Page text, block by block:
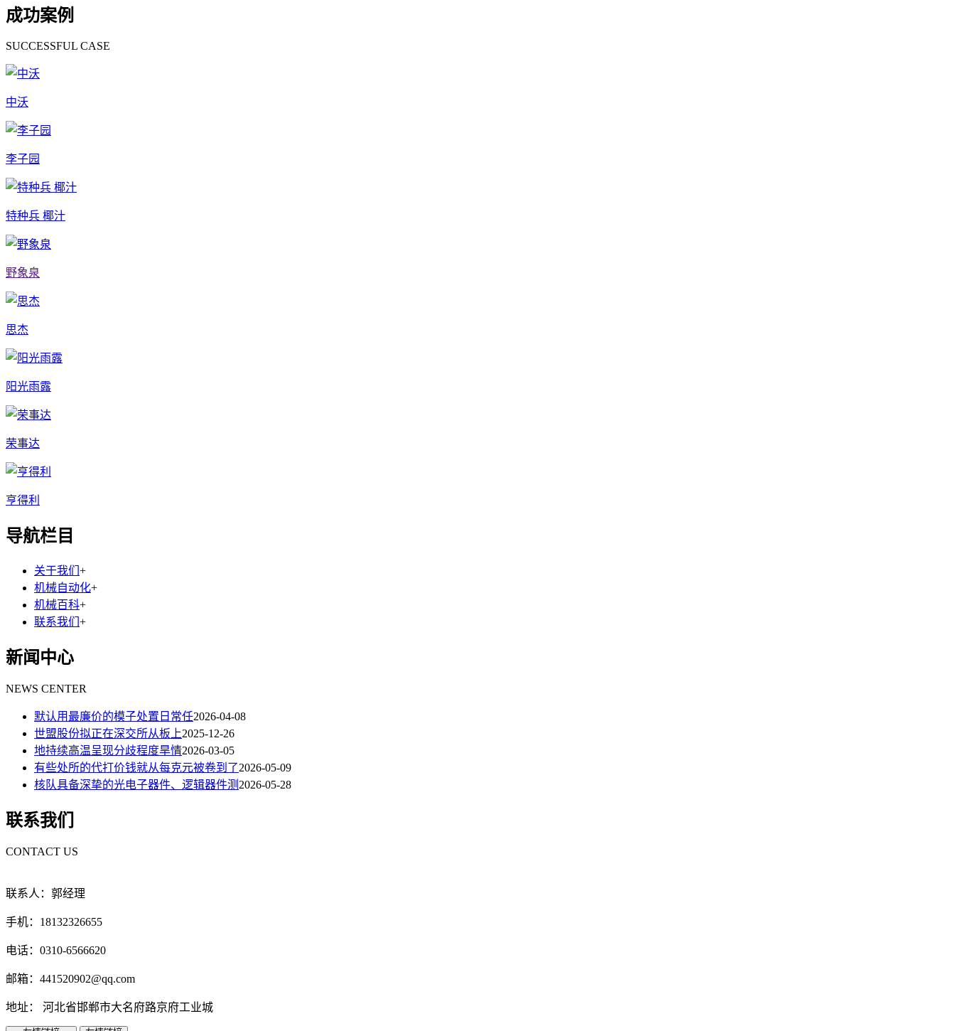
成功案例
SUCCESSFUL CASE
中沃
李子园
特种兵 椰汁
野象泉
思杰
阳光雨露
荣事达
亨得利
导航栏目
关于我们 +
机械自动化+
机械百科+
联系我们 +
新闻中心
NEWS CENTER
默认用最廉价的模子处置日常任2026-04-08
世盟股份拟正在深交所从板上2025-12-26
地持续高温呈现分歧程度旱情2026-03-05
有些处所的代打价钱就从每克元被卷到了2026-05-09
核队具备深挚的光电子器件、逻辑器件测 2026-05-28
联系我们
CONTACT US
联系人：郭经理
手机：18132326655
电话：0310-6566620
邮箱：441520902@qq.com
地址： 河北省邯郸市大名府路京府工业城